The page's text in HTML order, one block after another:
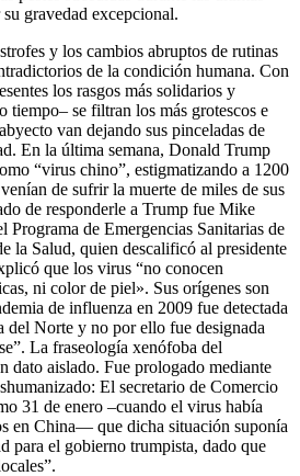
gravedad excepcional.
y los cambios abruptos de rutinas
de la condición humana. Con
los rasgos más solidarios y
tiempo– se filtran los más grotescos e
van dejando sus pinceladas de
En la última semana, Donald Trump
“virus chino”, estigmatizando a 1200
de sufrir la muerte de miles de sus
de responderle a Trump fue Mike
Programa de Emergencias Sanitarias de
la Salud, quien descalificó al presidente
que los virus “no conocen
ni color de piel». Sus orígenes son
de influenza en 2009 fue detectada
del Norte y no por ello fue designada
La fraseología xenófoba del
dato aislado. Fue prologado mediante
El secretario de Comercio
31 de enero –cuando el virus había
en China— que dicha situación suponía
para el gobierno trumpista, dado que